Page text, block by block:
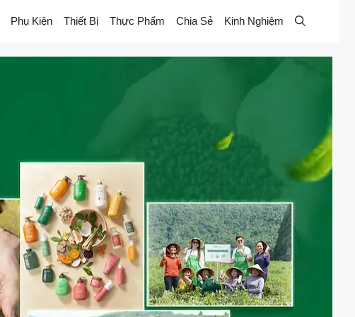
Phụ Kiện Thiết Bị Thực Phẩm Chia Sẻ Kinh Nghiệm